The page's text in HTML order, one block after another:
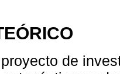
de